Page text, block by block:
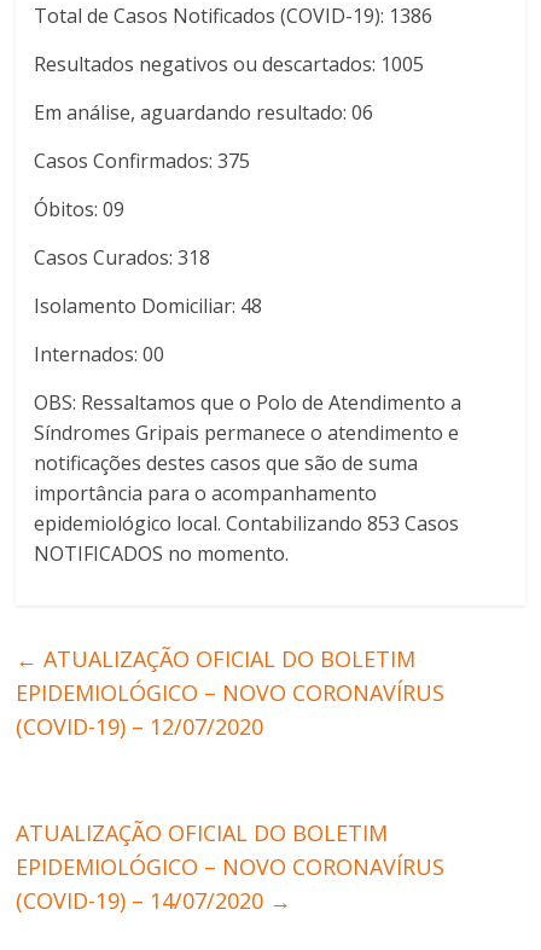
Total de Casos Notificados (COVID-19): 1386
Resultados negativos ou descartados: 1005
Em análise, aguardando resultado: 06
Casos Confirmados: 375
Óbitos: 09
Casos Curados: 318
Isolamento Domiciliar: 48
Internados: 00
OBS: Ressaltamos que o Polo de Atendimento a
Síndromes Gripais permanece o atendimento e
notificações destes casos que são de suma
importância para o acompanhamento
epidemiológico local. Contabilizando 853 Casos
NOTIFICADOS no momento.
← ATUALIZAÇÃO OFICIAL DO BOLETIM
EPIDEMIOLÓGICO – NOVO CORONAVÍRUS
(COVID-19) – 12/07/2020
ATUALIZAÇÃO OFICIAL DO BOLETIM
EPIDEMIOLÓGICO – NOVO CORONAVÍRUS
(COVID-19) – 14/07/2020 →